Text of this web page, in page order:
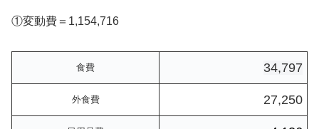
①変動費＝1,154,716
食費 34,797
外食費 27,250